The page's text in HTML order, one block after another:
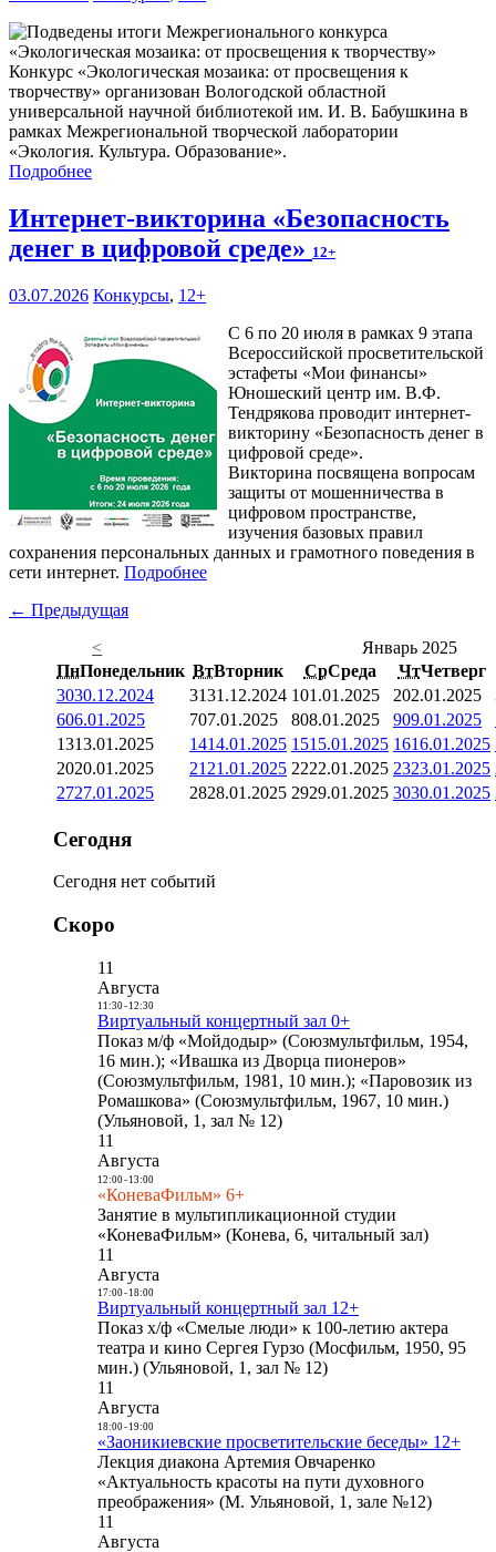
Конкурс «Экологическая мозаика: от просвещения к
творчеству» организован Вологодской областной
универсальной научной библиотекой им. И. В. Бабушкина в
рамках Межрегиональной творческой лаборатории
«Экология. Культура. Образование».
Подробнее
Интернет-викторина «Безопасность
денег в цифровой среде» 12+
03.07.2026 Конкурсы, 12+
С 6 по 20 июля в рамках 9 этапа
Всероссийской просветительской
эстафеты «Мои финансы»
Юношеский центр им. В.Ф.
Тендрякова проводит интернет-
викторину «Безопасность денег в
цифровой среде».
Викторина посвящена вопросам
защиты от мошенничества в
цифровом пространстве,
изучения базовых правил
сохранения персональных данных и грамотного поведения в
сети интернет. Подробнее
← Предыдущая
<
Январь 2025
ПнПонедельник ВтВторник СрСреда ЧтЧетверг
3030.12.2024 3131.12.2024 101.01.2025 202.01.2025
606.01.2025 707.01.2025 808.01.2025 909.01.2025
1313.01.2025 1414.01.2025 1515.01.2025 1616.01.2025
2020.01.2025 21 21.01.2025 2222.01.2025 2323.01.2025
2727.01.2025 2828.01.2025 2929.01.2025 3030.01.2025
Сегодня
Сегодня нет событий
Скоро
11
Августа
11:30- 12:30
Виртуальный концертный зал 0+
Показ м/ф «Мойдодыр» (Союзмультфильм, 1954,
16 мин.); «Ивашка из Дворца пионеров»
(Союзмультфильм, 1981, 10 мин.); «Паровозик из
Ромашкова» (Союзмультфильм, 1967, 10 мин.)
(Ульяновой, 1, зал № 12)
11
Августа
12:00- 13:00
«КоневаФильм» 6+
Занятие в мультипликационной студии
«КоневаФильм» (Конева, 6, читальный зал)
11
Августа
17:00- 18:00
Виртуальный концертный зал 12+
Показ х/ф «Смелые люди» к 100-летию актера
театра и кино Сергея Гурзо (Мосфильм, 1950, 95
мин.) (Ульяновой, 1, зал № 12)
11
Августа
18:00- 19:00
«Заоникиевские просветительские беседы» 12+
Лекция диакона Артемия Овчаренко
«Актуальность красоты на пути духовного
преображения» (М. Ульяновой, 1, зале №12)
11
Августа